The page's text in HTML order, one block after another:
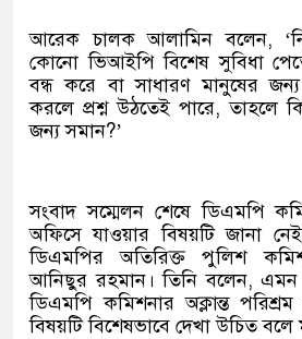
আরেক চালক আলামিন বলেন,
কোনো ভিআইপি বিশেষ সুবিধা পেতে
বন্ধ করে বা সাধারণ মানুষের
করলে প্রশ্ন উঠতেই পারে, তাহলে
জন্য সমান?’
সংবাদ সম্মেলন শেষে ডিএমপি
অফিসে যাওয়ার বিষয়টি জানা
ডিএমপির অতিরিক্ত পুলিশ
আনিছুর রহমান। তিনি বলেন,
ডিএমপি কমিশনার অক্লান্ত
বিষয়টি বিশেষভাবে দেখা উচিত বলে